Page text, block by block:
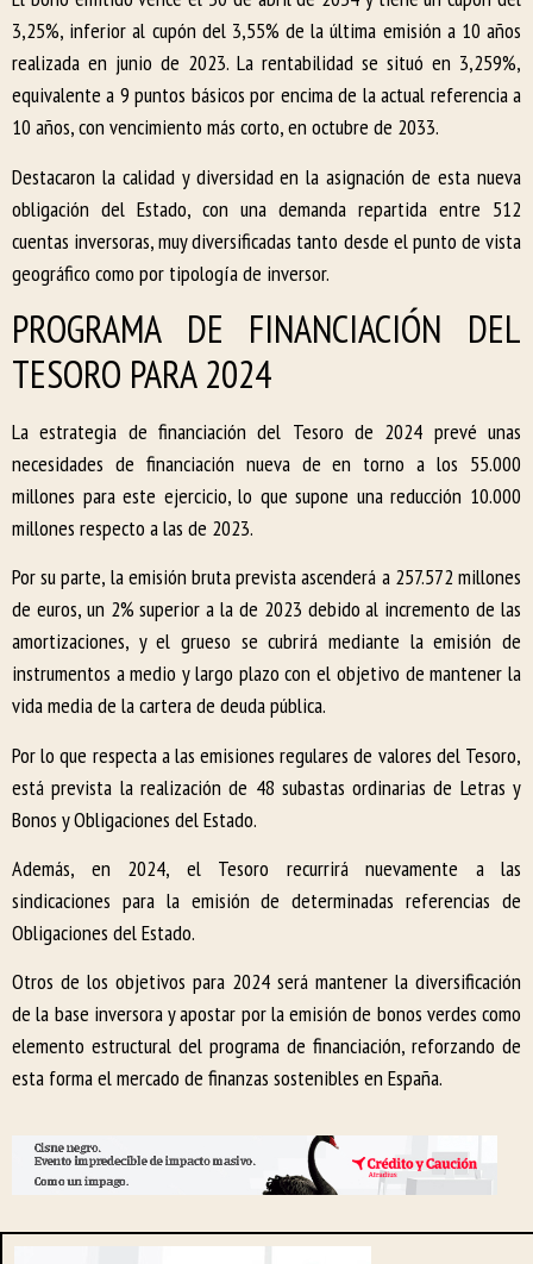
3,25%, inferior al cupón del 3,55% de la última emisión a 10 años
realizada en junio de 2023. La rentabilidad se situó en 3,259%,
equivalente a 9 puntos básicos por encima de la actual referencia a
10 años, con vencimiento más corto, en octubre de 2033.
Destacaron la calidad y diversidad en la asignación de esta nueva
obligación del Estado, con una demanda repartida entre 512
cuentas inversoras, muy diversificadas tanto desde el punto de vista
geográfico como por tipología de inversor.
PROGRAMA DE FINANCIACIÓN DEL
TESORO PARA 2024
La estrategia de financiación del Tesoro de 2024 prevé unas
necesidades de financiación nueva de en torno a los 55.000
millones para este ejercicio, lo que supone una reducción 10.000
millones respecto a las de 2023.
Por su parte, la emisión bruta prevista ascenderá a 257.572 millones
de euros, un 2% superior a la de 2023 debido al incremento de las
amortizaciones, y el grueso se cubrirá mediante la emisión de
instrumentos a medio y largo plazo con el objetivo de mantener la
vida media de la cartera de deuda pública.
Por lo que respecta a las emisiones regulares de valores del Tesoro,
está prevista la realización de 48 subastas ordinarias de Letras y
Bonos y Obligaciones del Estado.
Además, en 2024, el Tesoro recurrirá nuevamente a las
sindicaciones para la emisión de determinadas referencias de
Obligaciones del Estado.
Otros de los objetivos para 2024 será mantener la diversificación
de la base inversora y apostar por la emisión de bonos verdes como
elemento estructural del programa de financiación, reforzando de
esta forma el mercado de finanzas sostenibles en España.